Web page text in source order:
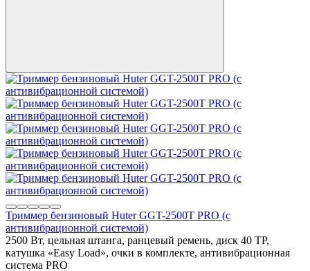
Триммер бензиновый Huter GGT-2500T PRO (с
антивибрационной системой)
2500 Вт, цельная штанга, ранцевый ремень, диск 40 ТР,
катушка «Easy Load», очки в комплекте, антивибрационная
система PRO